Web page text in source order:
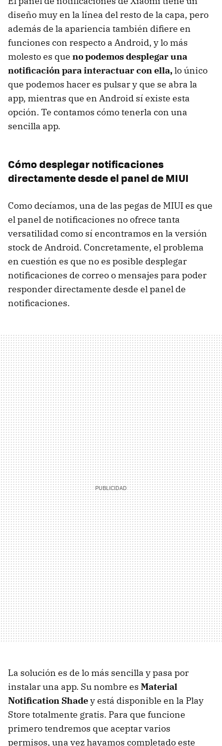
diseño muy en la línea del resto de la capa, pero
además de la apariencia también difiere en
funciones con respecto a Android, y lo más
molesto es que no podemos desplegar una
notificación para interactuar con ella,lo único
que podemos hacer es pulsar y que se abra la
app, mientras que en Android sí existe esta
opción. Te contamos cómo tenerla con una
sencilla app.
Cómo desplegar notificaciones
directamente desde el panel de MIUI
Como decíamos, una de las pegas de MIUI es que
el panel de notificaciones no ofrece tanta
versatilidad como sí encontramos en la versión
stock de Android. Concretamente, el problema
en cuestión es que no es posible desplegar
notificaciones de correo o mensajes para poder
responder directamente desde el panel de
notificaciones.
La solución es de lo más sencilla y pasa por
instalar una app. Su nombre es Material
Notification Shadey está disponible en la Play
Store totalmente gratis. Para que funcione
primero tendremos que aceptar varios
permisos, una vez hayamos completado este